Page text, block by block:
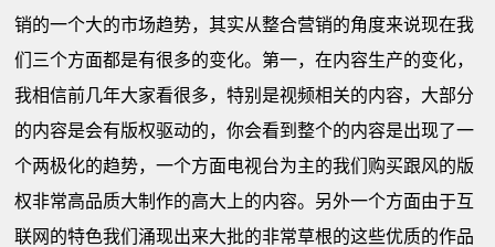
销的一个大的市场趋势，其实从整合营销的角度来说现在我
们三个方面都是有很多的变化。第一，在内容生产的变化，
我相信前几年大家看很多，特别是视频相关的内容，大部分
的内容是会有版权驱动的，你会看到整个的内容是出现了一
个两极化的趋势，一个方面电视台为主的我们购买跟风的版
权非常高品质大制作的高大上的内容。另外一个方面由于互
联网的特色我们涌现出来大批的非常草根的这些优质的作品